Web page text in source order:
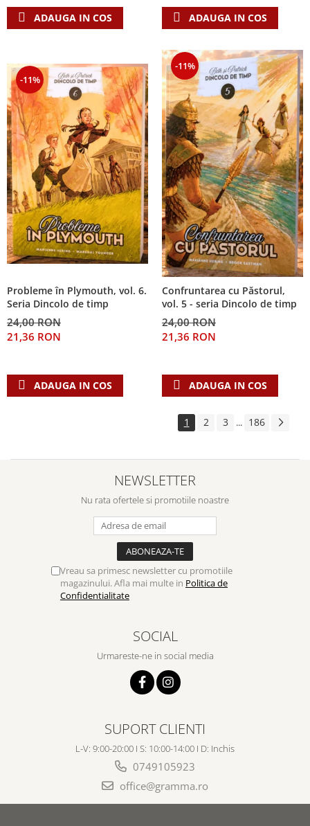
ADAUGA IN COS ADAUGA IN COS
-11%
Probleme în Plymouth, vol. 6.
Seria Dincolo de timp
24,00 RON
21,36 RON
ADAUGA IN COS
-11%
Confruntarea cu Păstorul,
vol. 5 - seria Dincolo de timp
24,00 RON
21,36 RON
ADAUGA IN COS
1 2 3 ... 186
NEWSLETTER
Nu rata ofertele si promotiile noastre
Vreau sa primesc newsletter cu promotiile
magazinului. Afla mai multe in Politica de
Confidentialitate
SOCIAL
Urmareste-ne in social media
SUPORT CLIENTI
L-V: 9:00-20:00 I S: 10:00-14:00 I D: Inchis
0749105923
office@gramma.ro